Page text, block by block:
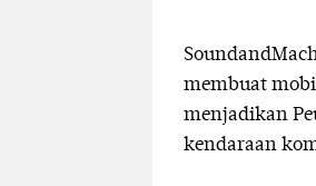
membuat
menjadikan
kendaraan